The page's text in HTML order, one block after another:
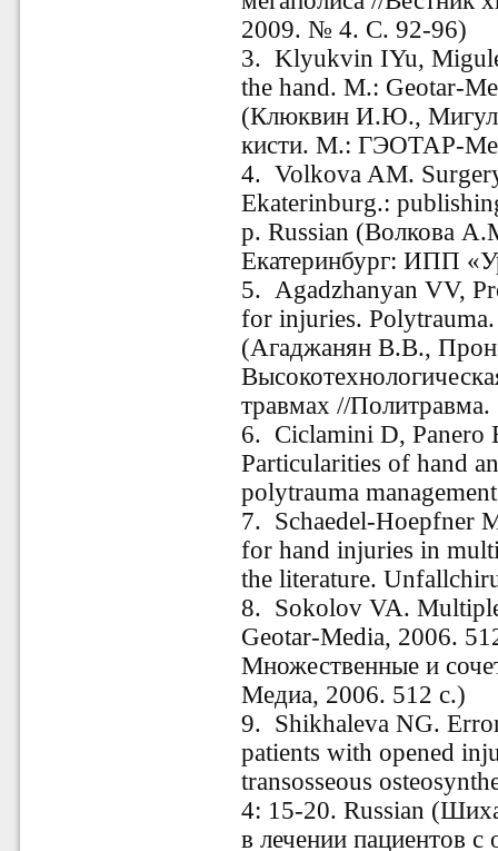
2009. № 4. С. 92-96)
3. Klyukvin IYu,
the hand. M.: Geotar-
(Клюквин И.Ю.,
кисти. М.: ГЭОТАР-
4. Volkova AM.
Ekaterinburg.:
p. Russian (Волкова
Екатеринбург: ИПП
5. Agadzhanyan VV,
for injuries.
(Агаджанян В.В.,
травмах //
6. Ciclamini D, Panero
Particularities of hand
polytrauma
7. Schaedel-Hoepfner
for hand injuries in
the literature.
8. Sokolov VA.
Geotar-Media, 2006.
Множественные и
Медиа, 2006. 512 с.)
9. Shikhaleva NG.
patients with opened
transosseous
4: 15-20. Russian
в лечении пациентов